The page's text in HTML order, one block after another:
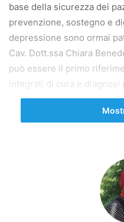
base della sicurezza dei
prevenzione, sostegno e
depressione sono ormai
Cav. Dott.ssa Chiara
può essere il primo
integrati di cura e diagnosi
lavoro di squadra si
ROMA, 11 OTTOBRE 2025
Euromediterranea), Aisc
Britannica Informazione
Internazionale Uniti per
di sensibilizzazione e